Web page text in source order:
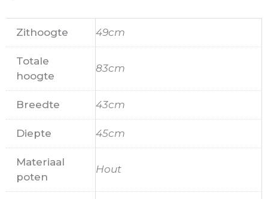
Zithoogte 49cm
Totale
hoogte
83cm
Breedte 43cm
Diepte 45cm
Materiaal
poten
Hout